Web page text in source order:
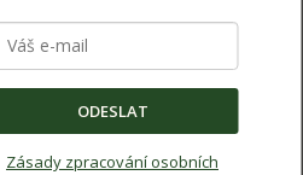
ale také zlepšují kvalitu
rostlin, jste na správném místě.
ODESLAT
Zásady zpracování osobních